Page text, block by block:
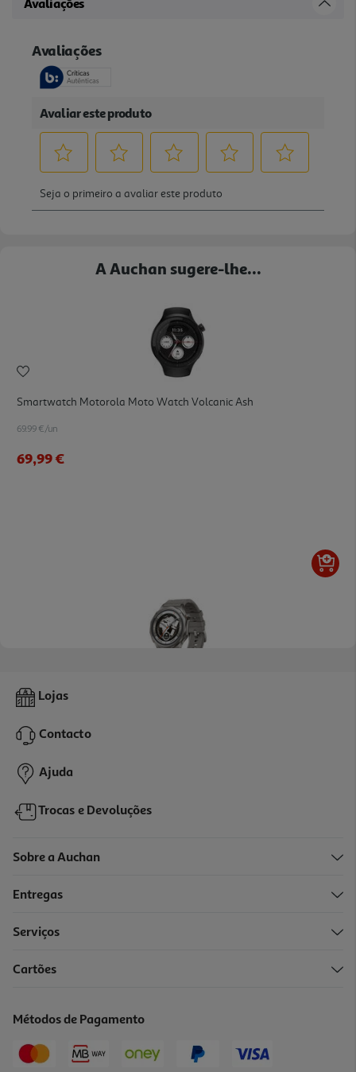
A Auchan sugere-lhe...
Smartwatch Motorola Moto Watch Volcanic Ash
69.99 €/un
69,99 €
Smartwatch Oppo Watch X3 Titânio Cinza
349,99 €
Lojas
Contacto
Ajuda
Trocas e Devoluções
Sobre a Auchan
Entregas
Serviços
Cartões
Métodos de Pagamento